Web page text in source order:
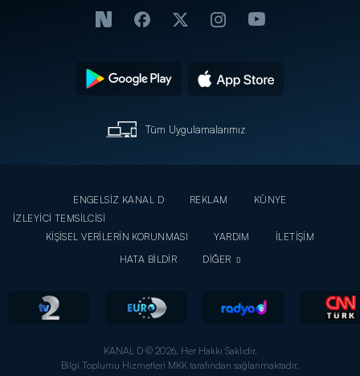
Tüm Uygulamalarımız
ENGELSİZ KANAL D REKLAM
KÜNYE
İZLEYİCİ TEMSİLCİSİ
KİŞİSEL VERİLERİN KORUNMASI
YARDIM
İLETİŞİM
HATA BİLDİR
DİĞER
KANAL D © 2026. Her Hakkı Saklıdır.
Bilgi Toplumu Hizmetleri MKK tarafından sağlanmaktadır.